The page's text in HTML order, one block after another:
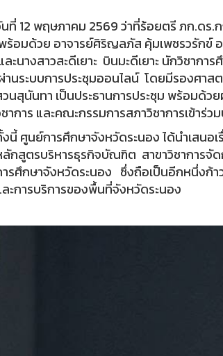
ที่ 12 พฤษภาคม 2569 ว่าที่ร้อยตรี ภก.ด
ร้อมด้วย อาจารย์ศิริญลภัส คุ้มเพชรวรักข์
ละนางสาวสะดีเยาะ บินมะดีเยาะ นักวิชาก
านระบบการประชุมออนไลน์ โดยมีรองศา
นสุนันทา เป็นประธานการประชุม พร้อมด้
าการ และคณะกรรมการสภาวิชาการเข้าร่
นี้ ศูนย์การศึกษาจังหวัดระนอง ได้นำเสนอ
กสูตรบริหารธุรกิจบัณฑิต สาขาวิชาการจั
รศึกษาจังหวัดระนอง ซึ่งถือเป็นอีกหนึ่งก้
ะการบริการของพื้นที่จังหวัดระนอง